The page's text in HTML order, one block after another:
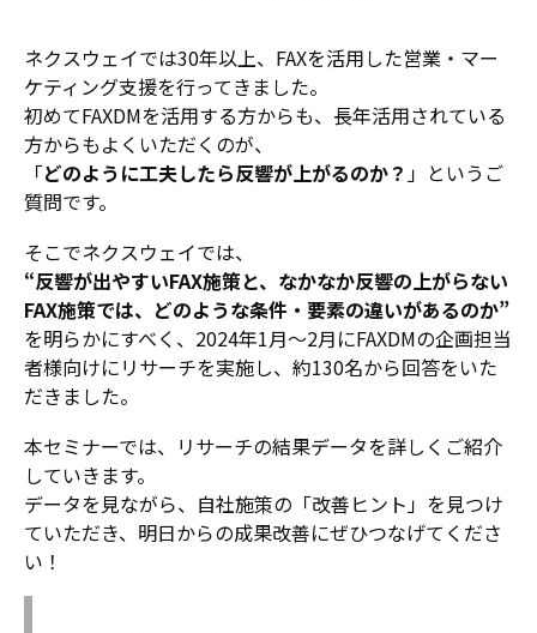
ネクスウェイでは30年以上、FAXを活用した営業・マー
ケティング支援を行ってきました。
初めてFAXDMを活用する方からも、長年活用されている
方からもよくいただくのが、
「どのように工夫したら反響が上がるのか？ 」というご
質問です。
そこでネクスウェイでは、
“反響が出やすいFAX施策と、なかなか反響の上がらない
FAX施策では、どのような条件・要素の違いがあるのか”
を明らかにすべく、2024年1月～2月にFAXDMの企画担当
者様向けにリサーチを実施し、約130名から回答をいた
だきました。
本セミナーでは、リサーチの結果データを詳しくご紹介
していきます。
データを見ながら、自社施策の「改善ヒント」を見つけ
ていただき、明日からの成果改善にぜひつなげてくださ
い！